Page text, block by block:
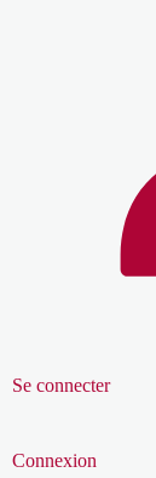
Se connecter
Connexion